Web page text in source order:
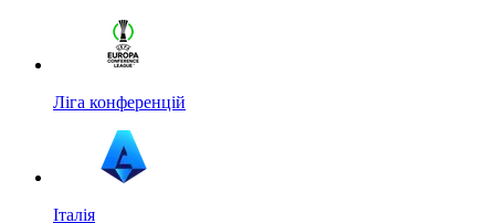
Ліга конференцій
Італія